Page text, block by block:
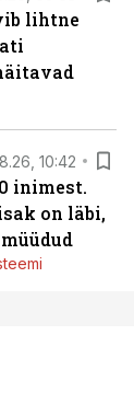
lihtne
10:42
inimest.
on läbi,